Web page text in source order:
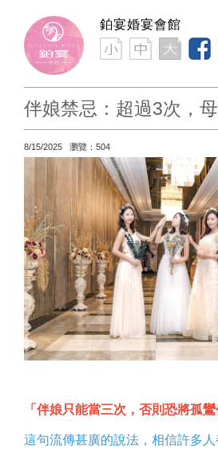
鉑宴婚宴會館
伴娘禁忌：超過3次，
8/15/2025 瀏覽：504
「伴娘只能當三次，否則恐將孤鸞
這句流傳甚廣的說法，相信許多